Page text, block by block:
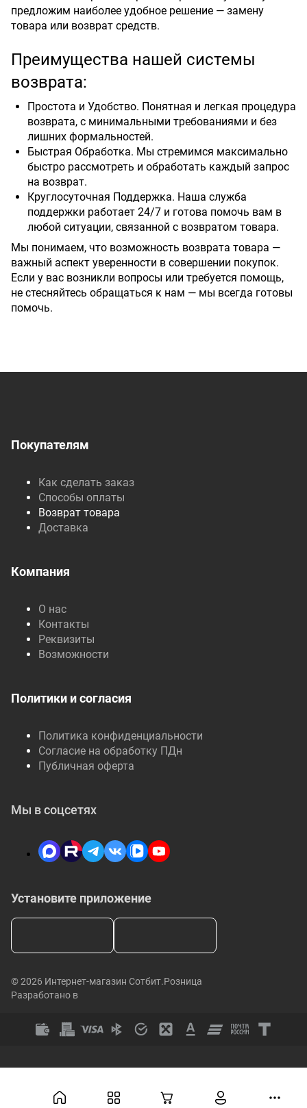
предложим наиболее удобное решение — замену
товара или возврат средств.
Преимущества нашей системы
возврата:
Простота и Удобство. Понятная и легкая процедура
возврата, с минимальными требованиями и без
лишних формальностей.
Быстрая Обработка. Мы стремимся максимально
быстро рассмотреть и обработать каждый запрос
на возврат.
Круглосуточная Поддержка. Наша служба
поддержки работает 24/7 и готова помочь вам в
любой ситуации, связанной с возвратом товара.
Мы понимаем, что возможность возврата товара —
важный аспект уверенности в совершении покупок.
Если у вас возникли вопросы или требуется помощь,
не стесняйтесь обращаться к нам — мы всегда готовы
помочь.
Покупателям
Как сделать заказ
Способы оплаты
Возврат товара
Доставка
Компания
О нас
Контакты
Реквизиты
Возможности
Политики и согласия
Политика конфиденциальности
Согласие на обработку ПДн
Публичная оферта
Установите приложение
Мы в соцсетях
© 2026 Интернет-магазин Сотбит.Розница
Разработано в